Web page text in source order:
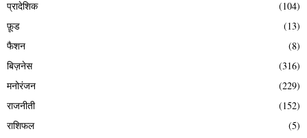
प्रादेशिक
(104)
फ़ूड
(13)
फैशन
(8)
बिज़नेस
(316)
मनोरंजन
(229)
राजनीती
(152)
राशिफल
(5)